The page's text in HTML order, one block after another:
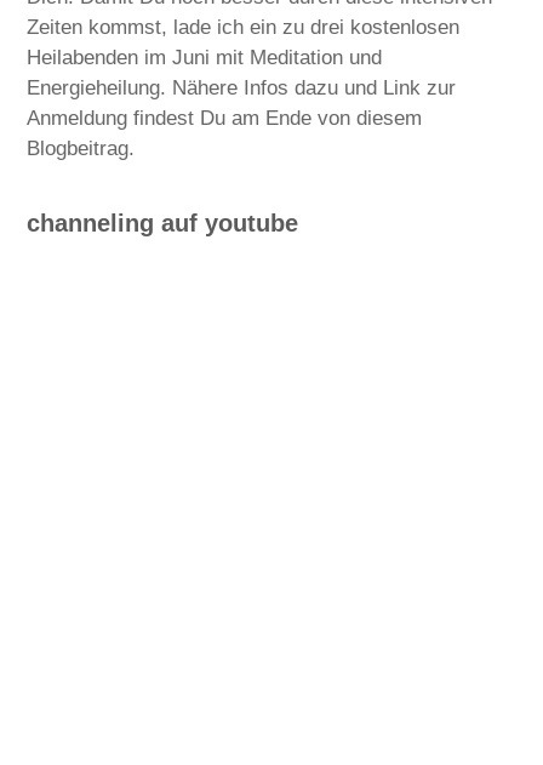
Zeiten kommst, lade ich ein zu drei kostenlosen
Heilabenden im Juni mit Meditation und
Energieheilung. Nähere Infos dazu und Link zur
Anmeldung findest Du am Ende von diesem
Blogbeitrag.
channeling auf youtube